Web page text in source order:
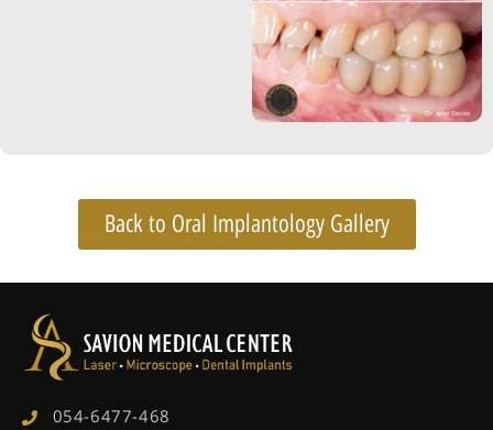
Back to Oral Implantology Gallery
054-6477-468